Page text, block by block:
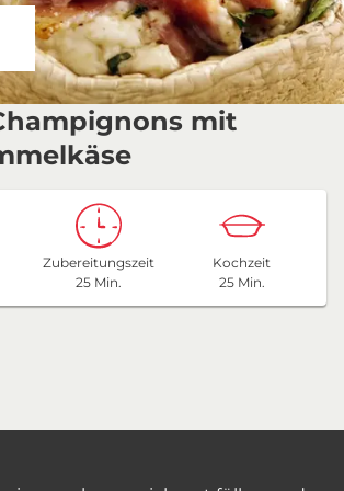
mit
Zubereitungszeit
25 Min.
Kochzeit
25 Min.